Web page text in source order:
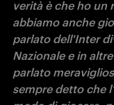
verità è che ho un
abbiamo anche
parlato dell'Inter
Nazionale e in
parlato
sempre detto che